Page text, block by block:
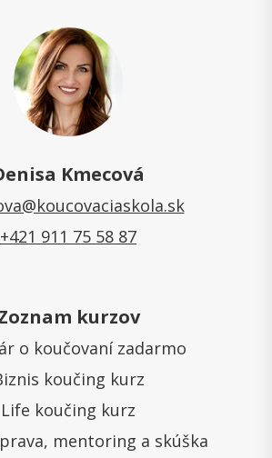
Kmecová
+421 911 75 58 87
kurzov
o koučovaní zadarmo
koučing kurz
Life koučing kurz
mentoring a skúška